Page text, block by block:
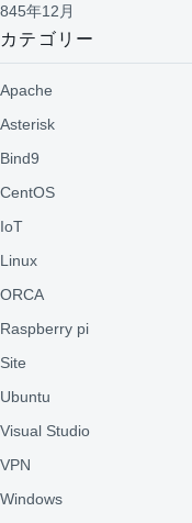
845年12月
カテゴリー
Apache
Asterisk
Bind9
CentOS
IoT
Linux
ORCA
Raspberry pi
Site
Ubuntu
Visual Studio
VPN
Windows